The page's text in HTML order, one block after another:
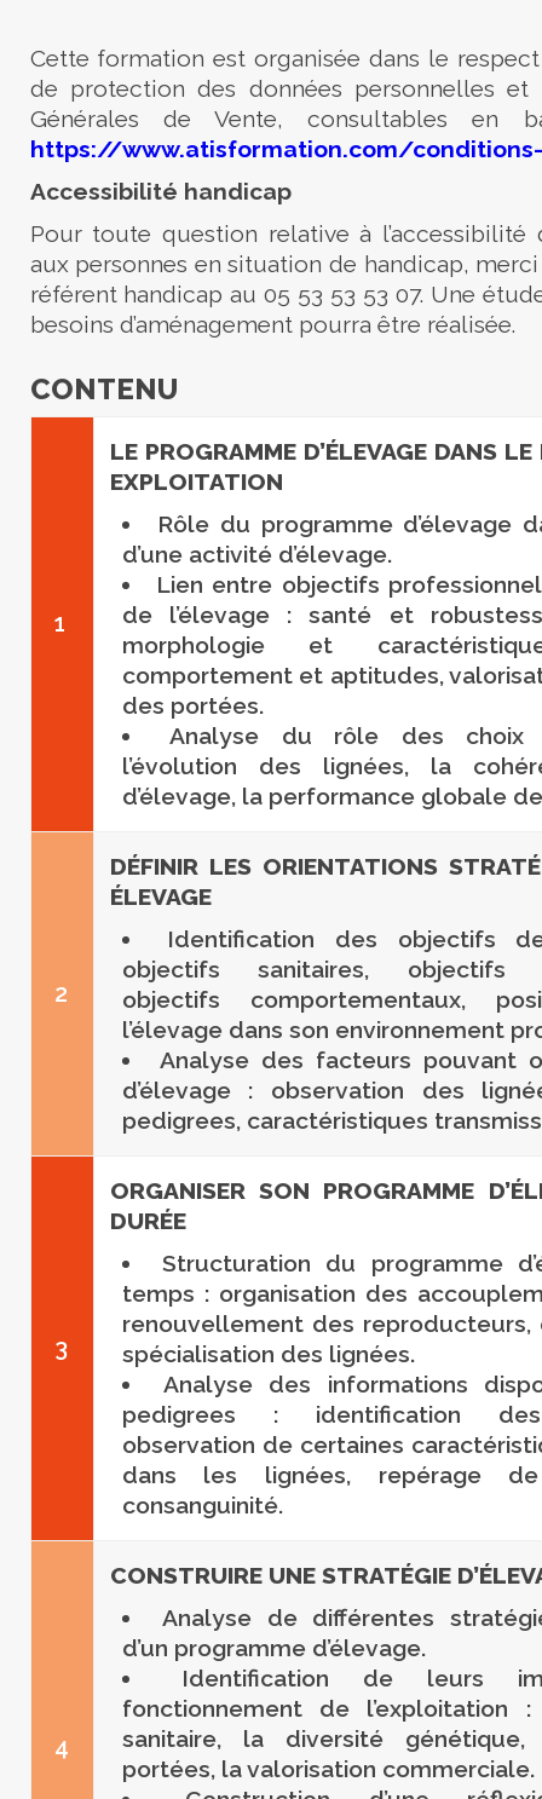
Cette formation est organisée dans le
de protection des données personnelles et
Générales de Vente, consultables en
https://www.atisformation.com/
Accessibilité handicap
Pour toute question relative à
aux personnes en situation de handicap,
référent handicap au 05 53 53 53 07. Une
besoins d’aménagement pourra être réalisée.
CONTENU
1
LE PROGRAMME D’ÉLEVAGE DANS
EXPLOITATION
Rôle du programme d’élevage
d’une activité d’élevage.
Lien entre objectifs
de l’élevage : santé et
morphologie et
comportement et aptitudes,
des portées.
Analyse du rôle des choix
l’évolution des lignées, la
d’élevage, la performance globale
2
DÉFINIR LES ORIENTATIONS
ÉLEVAGE
Identification des objectifs
objectifs sanitaires, objectifs
objectifs comportementaux,
l’élevage dans son environnement
Analyse des facteurs pouvant
d’élevage : observation des
pedigrees, caractéristiques
3
ORGANISER SON PROGRAMME
DURÉE
Structuration du programme
temps : organisation des
renouvellement des reproducteurs,
spécialisation des lignées.
Analyse des informations
pedigrees : identification des
observation de certaines
dans les lignées, repérage
consanguinité.
4
CONSTRUIRE UNE STRATÉGIE
Analyse de différentes
d’un programme d’élevage.
Identification de leurs
fonctionnement de l’exploitation
sanitaire, la diversité
portées, la valorisation commerciale.